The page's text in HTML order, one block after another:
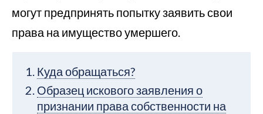
могут предпринять попытку заявить свои
права на имущество умершего.
Куда обращаться?
Образец искового заявления о
признании права собственности на